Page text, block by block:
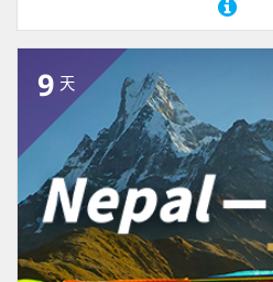
9 天